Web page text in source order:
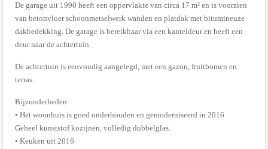
De garage uit 1990 heeft een oppervlakte van circa 17 m² en is voorzien
van betonvloer schoonmetselwerk wanden en platdak met bitumineuze
dakbedekking. De garage is bereikbaar via een kanteldeur en heeft een
deur naar de achtertuin.
De achtertuin is eenvoudig aangelegd, met een gazon, fruitbomen en
terras.
Bijzonderheden
• Het woonhuis is goed onderhouden en gemoderniseerd in 2016
Geheel kunststof kozijnen, volledig dubbelglas.
• Keuken uit 2016